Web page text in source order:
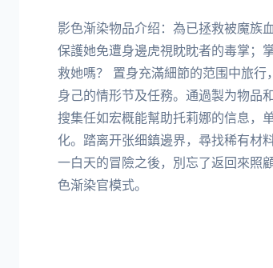
影色渐染物品介绍：為已拯救被魔族
保護她免遭身邊虎視眈眈者的毒掌；
救她嗎？ 置身充滿細節的范围中旅
身己的情形节及任務。通過製为物品
搜集任如宏概能幫助托莉娜的信息，
化。踏离开张细鎮邊界，尋找稀有材
一白天的冒險之後，別忘了返回來照
色渐染官模式。